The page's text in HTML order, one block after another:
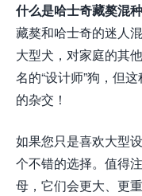
什么是哈士奇藏獒混
藏獒和哈士奇的迷人
大型犬，对家庭的其
名的“设计师”狗，但
的杂交！
如果您只是喜欢大型
个不错的选择。值得
母，它们会更大、更重